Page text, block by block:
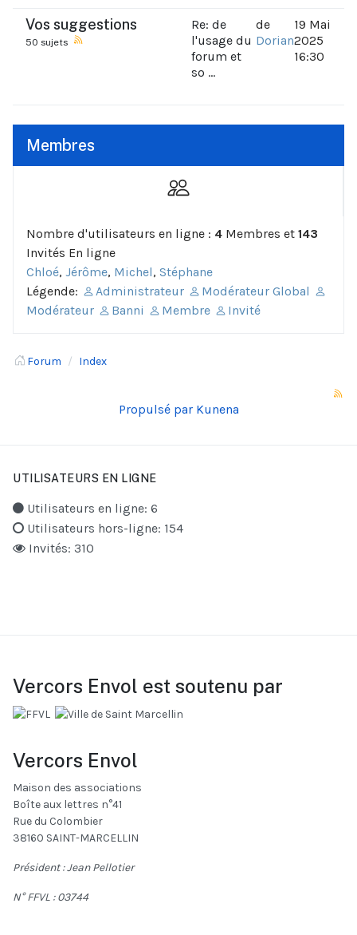
Vos suggestions
50 sujets
Re: de
l'usage du
forum et
so ...
de
Dorian
19 Mai
2025
16:30
Membres
Nombre d'utilisateurs en ligne : 4 Membres et 143
Invités En ligne
Chloé, Jérôme, Michel, Stéphane
Légende:
Administrateur
Modérateur Global
Modérateur
Banni Membre Invité
Forum Index
Propulsé par Kunena
UTILISATEURS EN LIGNE
Utilisateurs en ligne: 6
Utilisateurs hors-ligne: 154
Invités: 310
Vercors Envol est soutenu par
Vercors Envol
Maison des associations
Boîte aux lettres n°41
Rue du Colombier
38160 SAINT-MARCELLIN
Président : Jean Pellotier
N° FFVL :03744